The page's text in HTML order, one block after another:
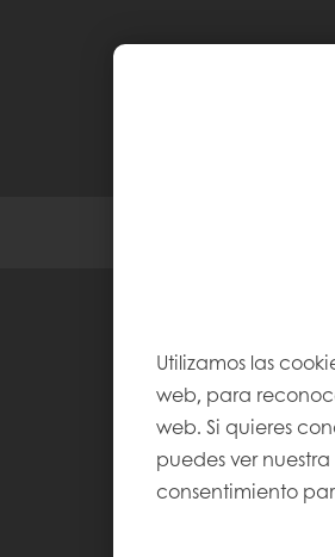
Utilizamos las
web, para
web. Si quieres
puedes ver nuestra
consentimiento